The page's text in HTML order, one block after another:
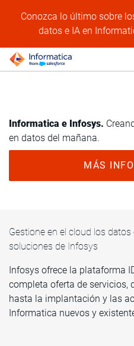
Conozca lo último sobre
datos e IA en
Informatica e Infosys.
en datos del mañana.
MÁS
Gestione en el cloud los
soluciones de Infosys
Infosys ofrece la plataforma
completa oferta de servicios,
hasta la implantación y las
Informatica nuevos y